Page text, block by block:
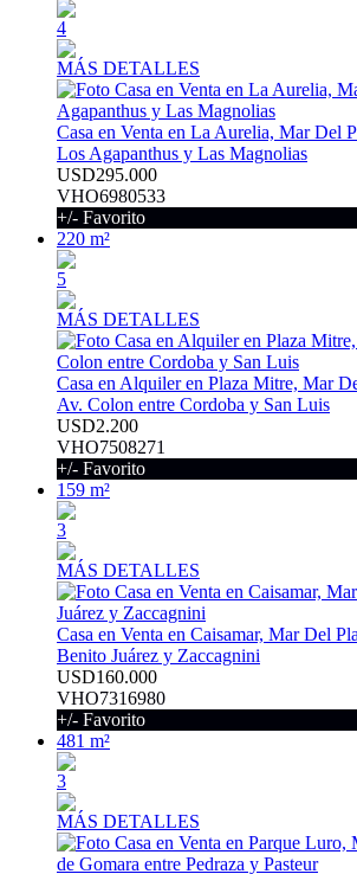
4
MÁS DETALLES
Casa en Venta en La Aurelia, Mar Del
Los Agapanthus y Las Magnolias
USD295.000
VHO6980533
+/- Favorito
220 m²
5
MÁS DETALLES
Casa en Alquiler en Plaza Mitre, Mar
Av. Colon entre Cordoba y San Luis
USD2.200
VHO7508271
+/- Favorito
159 m²
3
MÁS DETALLES
Casa en Venta en Caisamar, Mar Del
Benito Juárez y Zaccagnini
USD160.000
VHO7316980
+/- Favorito
481 m²
3
MÁS DETALLES